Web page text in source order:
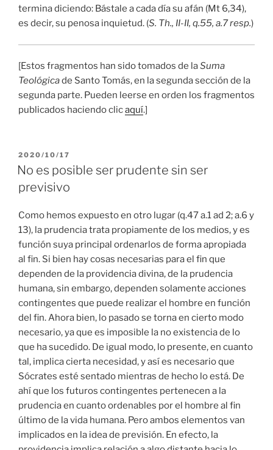
termina diciendo: Bástale a cada día su afán (Mt 6,34),
es decir, su penosa inquietud. (S. Th., II-II, q.55, a.7 resp.)
[Estos fragmentos han sido tomados de laSuma
Teológicade Santo Tomás, en la segunda sección de la
segunda parte. Pueden leerse en orden los fragmentos
publicados haciendo clicaquí.]
PUBLICADO
EL
2020/10/17
No es posible ser prudente sin ser
previsivo
Como hemos expuesto en otro lugar (q.47 a.1 ad 2; a.6 y
13), la prudencia trata propiamente de los medios, y es
función suya principal ordenarlos de forma apropiada
al fin. Si bien hay cosas necesarias para el fin que
dependen de la providencia divina, de la prudencia
humana, sin embargo, dependen solamente acciones
contingentes que puede realizar el hombre en función
del fin. Ahora bien, lo pasado se torna en cierto modo
necesario, ya que es imposible la no existencia de lo
que ha sucedido. De igual modo, lo presente, en cuanto
tal, implica cierta necesidad, y así es necesario que
Sócrates esté sentado mientras de hecho lo está. De
ahí que los futuros contingentes pertenecen a la
prudencia en cuanto ordenables por el hombre al fin
último de la vida humana. Pero ambos elementos van
implicados en la idea de previsión. En efecto, la